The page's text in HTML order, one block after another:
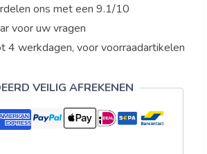
ons met een 9.1/10
voor uw vragen
4 werkdagen, voor voorraadartikelen
VEILIG AFREKENEN